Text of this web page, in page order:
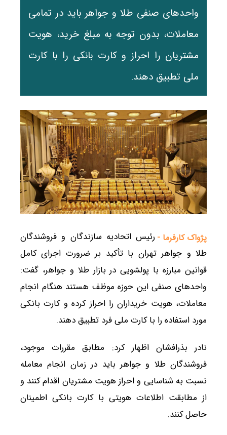
واحدهای صنفی طلا و جواهر باید در تمامی
معاملات، بدون توجه به مبلغ خرید، هویت
مشتریان را احراز و کارت بانکی را با کارت
ملی تطبیق دهند.
پژواک کارفرما - رئیس اتحادیه سازندگان و فروشندگان
طلا و جواهر تهران با تأکید بر ضرورت اجرای کامل
قوانین مبارزه با پولشویی در بازار طلا و جواهر، گفت:
واحدهای صنفی این حوزه موظف هستند هنگام انجام
معاملات، هویت خریداران را احراز کرده و کارت بانکی
مورد استفاده را با کارت ملی فرد تطبیق دهند.
نادر بذرافشان اظهار کرد: مطابق مقررات موجود،
فروشندگان طلا و جواهر باید در زمان انجام معامله
نسبت به شناسایی و احراز هویت مشتریان اقدام کنند و
از مطابقت اطلاعات هویتی با کارت بانکی اطمینان
حاصل کنند.